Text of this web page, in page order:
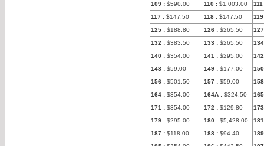
109 : $590.00 110 : $1,003.00
111
117 : $147.50 118 : $147.50
119
125 : $188.80 126 : $265.50
127
132 : $383.50 133 : $265.50
134
140 : $354.00 141 : $295.00
142
148 : $59.00 149 : $177.00
150
156 : $501.50 157 : $59.00
158
164 : $354.00 164A : $324.50
165
171 : $354.00 172 : $129.80
173
179 : $295.00 180 : $5,428.00
181
187 : $118.00 188 : $94.40
189